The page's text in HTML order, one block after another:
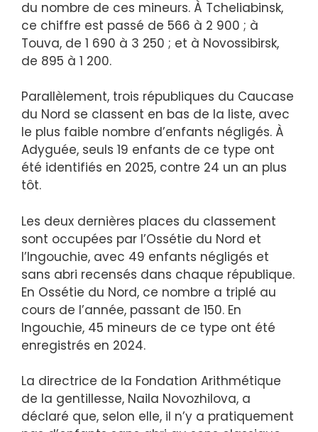
du nombre de ces mineurs. À Tcheliabinsk,
ce chiffre est passé de 566 à 2 900 ; à
Touva, de 1 690 à 3 250 ; et à Novossibirsk,
de 895 à 1 200.
Parallèlement, trois républiques du Caucase
du Nord se classent en bas de la liste, avec
le plus faible nombre d’enfants négligés. À
Adyguée, seuls 19 enfants de ce type ont
été identifiés en 2025, contre 24 un an plus
tôt.
Les deux dernières places du classement
sont occupées par l’Ossétie du Nord et
l’Ingouchie, avec 49 enfants négligés et
sans abri recensés dans chaque république.
En Ossétie du Nord, ce nombre a triplé au
cours de l’année, passant de 150. En
Ingouchie, 45 mineurs de ce type ont été
enregistrés en 2024.
La directrice de la Fondation Arithmétique
de la gentillesse, Naila Novozhilova, a
déclaré que, selon elle, il n’y a pratiquement